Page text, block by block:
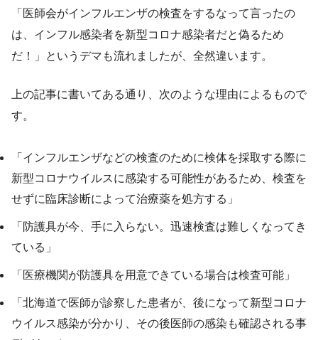
「医師会がインフルエンザの検査をするなって言ったの
は、インフル感染者を新型コロナ感染者だと偽るため
だ！」というデマも流れましたが、全然違います。
上の記事に書いてある通り、次のような理由によるもので
す。
「インフルエンザなどの検査のために検体を採取する際に
新型コロナウイルスに感染する可能性があるため、検査を
せずに臨床診断によって治療薬を処方する」
「防護具が今、手に入らない。迅速検査は難しくなってき
ている」
「医療機関が防護具を用意できている場合は検査可能」
「北海道で医師が診察した患者が、後になって新型コロナ
ウイルス感染が分かり、その後医師の感染も確認される事